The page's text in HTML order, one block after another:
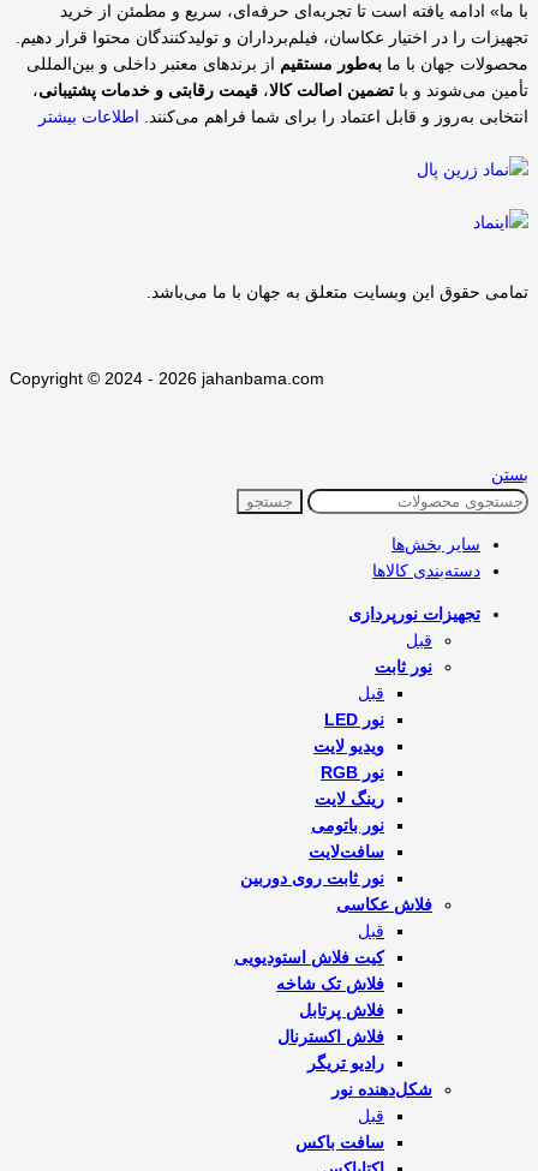
با ما» ادامه یافته است تا تجربه‌ای حرفه‌ای، سریع و مطمئن از خرید
تجهیزات را در اختیار عکاسان، فیلم‌برداران و تولیدکنندگان محتوا قرار دهیم.
محصولات جهان با ما به‌طور مستقیم از برندهای معتبر داخلی و بین‌المللی
تأمین می‌شوند و با تضمین اصالت کالا، قیمت رقابتی و خدمات پشتیبانی،
انتخابی به‌روز و قابل اعتماد را برای شما فراهم می‌کنند. اطلاعات بیشتر
تمامی حقوق اين وبسايت متعلق به جهان با ما می‌باشد.
Copyright © 2024 - 2026 jahanbama.com
بستن
جستجو
سایر بخش‌ها
دسته‌بندی کالاها
تجهیزات نورپردازی
قبل
نور ثابت
قبل
نور LED
ویدیو لایت
نور RGB
رینگ لایت
نور باتومی
سافت‌لایت
نور ثابت روی دوربین
فلاش‌ عکاسی
قبل
کیت فلاش استودیویی
فلاش تک شاخه
فلاش پرتابل
فلاش اکسترنال
رادیو تریگر
شکل‌دهنده نور
قبل
سافت باکس